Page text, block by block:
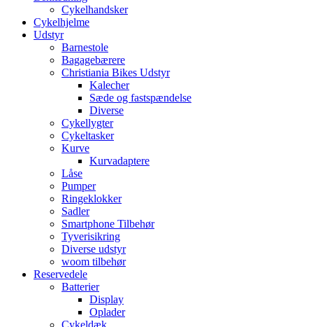
Cykelhandsker
Cykelhjelme
Udstyr
Barnestole
Bagagebærere
Christiania Bikes Udstyr
Kalecher
Sæde og fastspændelse
Diverse
Cykellygter
Cykeltasker
Kurve
Kurvadaptere
Låse
Pumper
Ringeklokker
Sadler
Smartphone Tilbehør
Tyverisikring
Diverse udstyr
woom tilbehør
Reservedele
Batterier
Display
Oplader
Cykeldæk